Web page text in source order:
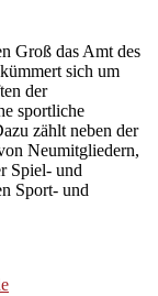
Groß das Amt des
sich um
der
sportliche
zählt neben der
Neumitgliedern,
Spiel- und
Sport- und